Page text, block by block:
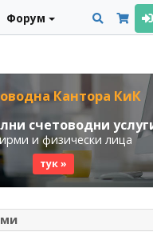
Форум
Кантора КиК
счетоводни
и физически лица
тук »